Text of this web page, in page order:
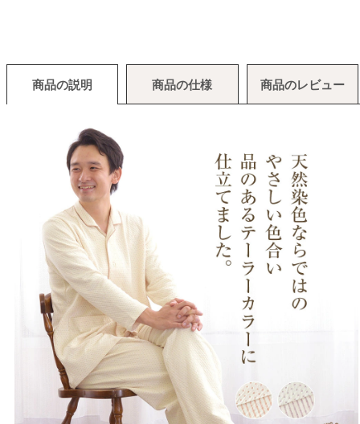
商品の説明 商品の仕様 商品のレビュー